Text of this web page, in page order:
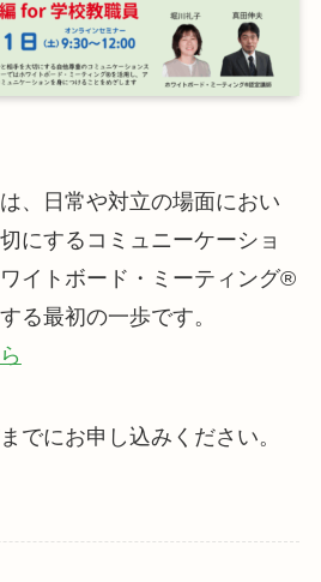
、日常や対立の場面におい
にするコミュニーケーショ
イトボード・ミーティング®︎
る最初の一歩です。
にお申し込みください。